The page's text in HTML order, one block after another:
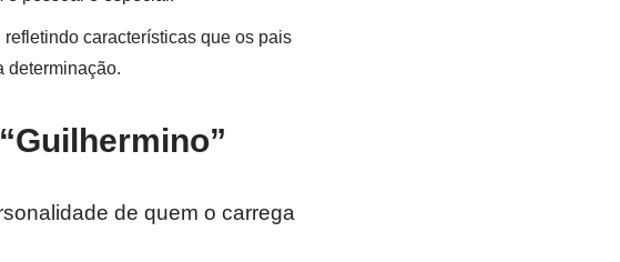
características que os pais
determinação.
de quem o carrega